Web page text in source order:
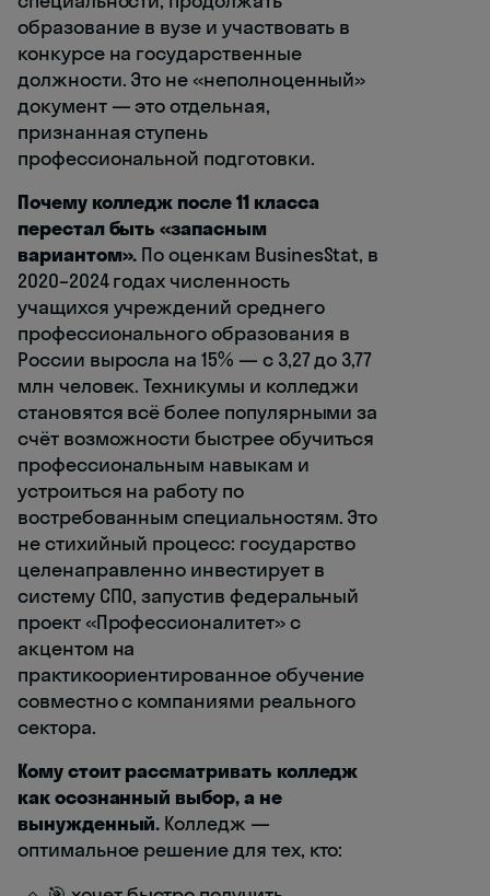
образование в вузе и участвовать в
конкурсе на государственные
должности. Это не «неполноценный»
документ — это отдельная,
признанная ступень
профессиональной подготовки.
Почему колледж после 11 класса
перестал быть «запасным
вариантом». По оценкам BusinesStat, в
2020–2024 годах численность
учащихся учреждений среднего
профессионального образования в
России выросла на 15% — с 3,27 до 3,77
млн человек. Техникумы и колледжи
становятся всё более популярными за
счёт возможности быстрее обучиться
профессиональным навыкам и
устроиться на работу по
востребованным специальностям. Это
не стихийный процесс: государство
целенаправленно инвестирует в
систему СПО, запустив федеральный
проект «Профессионалитет» с
акцентом на
практикоориентированное обучение
совместно с компаниями реального
сектора.
Кому стоит рассматривать колледж
как осознанный выбор, а не
вынужденный. Колледж —
оптимальное решение для тех, кто: